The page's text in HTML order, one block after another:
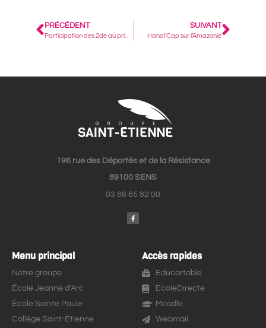
PRÉCÉDENT SUIVANT
Handi’Cap sur l’Amazonie
196 rue des Déportés et de la Résistance
89100 SENS
03 86 65 82 00
Menu principal
Notre groupe
École Jeanne d'Arc
École Sainte Paule
Collège Saint-Étienne
Accès rapides
Educartable
EcoleDirecte
Moodle
Webmail